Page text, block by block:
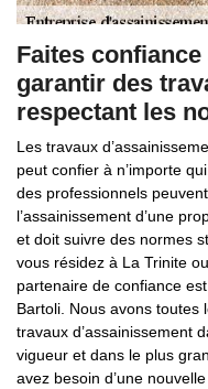
Faites
garantir des
respectant les
Les travaux
peut confier à n’importe
des professionnels
l’assainissement d’une
et doit suivre des normes
vous résidez à La Trinite
partenaire de confiance
Bartoli. Nous avons toutes
travaux d’assainissement
vigueur et dans le plus
avez besoin d’une